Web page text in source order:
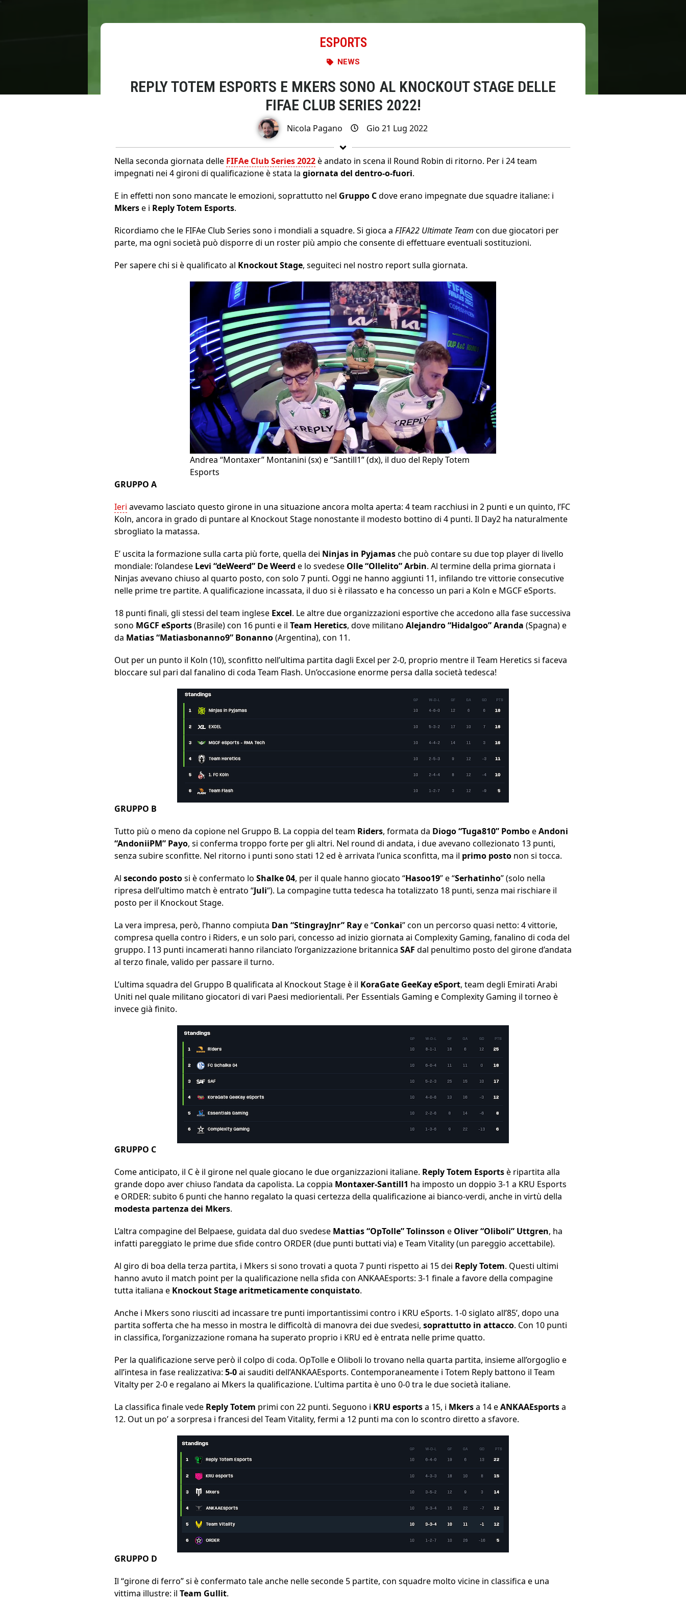
ESPORTS
NEWS
REPLY TOTEM ESPORTS E MKERS SONO AL KNOCKOUT STAGE DELLE
FIFAE CLUB SERIES 2022!
Nicola Pagano Gio 21 Lug 2022
Nella seconda giornata delle FIFAe Club Series 2022è andato in scena il Round Robin di ritorno. Per i 24 team
impegnati nei 4 gironi di qualificazione è stata la giornata del dentro-o-fuori.
E in effetti non sono mancate le emozioni, soprattutto nel Gruppo Cdove erano impegnate due squadre italiane: i
Mkerse i Reply Totem Esports.
Ricordiamo che le FIFAe Club Series sono i mondiali a squadre. Si gioca a FIFA22 Ultimate Team con due giocatori per
parte, ma ogni società può disporre di un roster più ampio che consente di effettuare eventuali sostituzioni.
Per sapere chi si è qualificato al Knockout Stage, seguiteci nel nostro report sulla giornata.
Andrea “Montaxer” Montanini (sx) e “Santill1” (dx), il duo del Reply Totem
Esports
GRUPPO A
Ieri avevamo lasciato questo girone in una situazione ancora molta aperta: 4 team racchiusi in 2 punti e un quinto, l’FC
Koln, ancora in grado di puntare al Knockout Stage nonostante il modesto bottino di 4 punti. Il Day2 ha naturalmente
sbrogliato la matassa.
E’ uscita la formazione sulla carta più forte, quella dei Ninjas in Pyjamasche può contare su due top player di livello
mondiale: l’olandese Levi “deWeerd” De Weerd e lo svedese Olle “Ollelito” Arbin. Al termine della prima giornata i
Ninjas avevano chiuso al quarto posto, con solo 7 punti. Oggi ne hanno aggiunti 11, infilando tre vittorie consecutive
nelle prime tre partite. A qualificazione incassata, il duo si è rilassato e ha concesso un pari a Koln e MGCF eSports.
18 punti finali, gli stessi del team inglese Excel. Le altre due organizzazioni esportive che accedono alla fase successiva
sono MGCF eSports(Brasile) con 16 punti e il Team Heretics, dove militano Alejandro “Hidalgoo” Aranda (Spagna) e
da Matias “Matiasbonanno9” Bonanno(Argentina), con 11.
Out per un punto il Koln (10), sconfitto nell’ultima partita dagli Excel per 2-0, proprio mentre il Team Heretics si faceva
bloccare sul pari dal fanalino di coda Team Flash. Un’occasione enorme persa dalla società tedesca!
GRUPPO B
Tutto più o meno da copione nel Gruppo B. La coppia del team Riders, formata da Diogo “Tuga810” PomboeAndoni
“AndoniiPM” Payo, si conferma troppo forte per gli altri. Nel round di andata, i due avevano collezionato 13 punti,
senza subire sconfitte. Nel ritorno i punti sono stati 12 ed è arrivata l’unica sconfitta, ma il primo posto non si tocca.
Al secondo postosi è confermato lo Shalke 04, per il quale hanno giocato “Hasoo19” e “Serhatinho” (solo nella
ripresa dell’ultimo match è entrato “Juli“). La compagine tutta tedesca ha totalizzato 18 punti, senza mai rischiare il
posto per il Knockout Stage.
La vera impresa, però, l’hanno compiuta Dan “StingrayJnr” Raye “Conkai” con un percorso quasi netto: 4 vittorie,
compresa quella contro i Riders, e un solo pari, concesso ad inizio giornata ai Complexity Gaming, fanalino di coda del
gruppo. I 13 punti incamerati hanno rilanciato l’organizzazione britannica SAF dal penultimo posto del girone d’andata
al terzo finale, valido per passare il turno.
L’ultima squadra del Gruppo B qualificata al Knockout Stage è il KoraGate GeeKay eSport, team degli Emirati Arabi
Uniti nel quale militano giocatori di vari Paesi mediorientali. Per Essentials Gaming e Complexity Gaming il torneo è
invece già finito.
GRUPPO C
Come anticipato, il C è il girone nel quale giocano le due organizzazioni italiane. Reply Totem Esportsè ripartita alla
grande dopo aver chiuso l’andata da capolista. La coppia Montaxer-Santill1 ha imposto un doppio 3-1 a KRU Esports
e ORDER: subito 6 punti che hanno regalato la quasi certezza della qualificazione ai bianco-verdi, anche in virtù della
modesta partenza dei Mkers.
L’altra compagine del Belpaese, guidata dal duo svedese Mattias “OpTolle” Tolinsson e Oliver “Oliboli” Uttgren, ha
infatti pareggiato le prime due sfide contro ORDER (due punti buttati via) e Team Vitality (un pareggio accettabile).
Al giro di boa della terza partita, i Mkers si sono trovati a quota 7 punti rispetto ai 15 dei Reply Totem. Questi ultimi
hanno avuto il match point per la qualificazione nella sfida con ANKAAEsports: 3-1 finale a favore della compagine
tutta italiana e Knockout Stage aritmeticamente conquistato.
Anche i Mkers sono riusciti ad incassare tre punti importantissimi contro i KRU eSports. 1-0 siglato all’85’, dopo una
partita sofferta che ha messo in mostra le difficoltà di manovra dei due svedesi, soprattutto in attacco. Con 10 punti
in classifica, l’organizzazione romana ha superato proprio i KRU ed è entrata nelle prime quatto.
Per la qualificazione serve però il colpo di coda. OpTolle e Oliboli lo trovano nella quarta partita, insieme all’orgoglio e
all’intesa in fase realizzativa: 5-0ai sauditi dell’ANKAAEsports. Contemporaneamente i Totem Reply battono il Team
Vitalty per 2-0 e regalano ai Mkers la qualificazione. L’ultima partita è uno 0-0 tra le due società italiane.
La classifica finale vede Reply Totem primi con 22 punti. Seguono i KRU esportsa 15, i Mkersa 14 eANKAAEsportsa
12. Out un po’ a sorpresa i francesi del Team Vitality, fermi a 12 punti ma con lo scontro diretto a sfavore.
GRUPPO D
Il “girone di ferro” si è confermato tale anche nelle seconde 5 partite, con squadre molto vicine in classifica e una
vittima illustre: il Team Gullit.